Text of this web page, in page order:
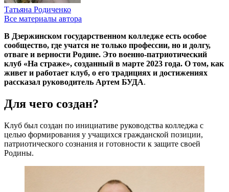
Татьяна Родиченко
Все материалы автора
В Дзержинском государственном колледже есть особое
сообщество, где учатся не только профессии, но и долгу,
отваге и верности Родине. Это военно-патриотический
клуб «На страже», созданный в марте 2023 года. О том, как
живет и работает клуб, о его традициях и достижениях
рассказал руководитель Артем БУДА.
Для чего создан?
Клуб был создан по инициативе руководства колледжа с
целью формирования у учащихся гражданской позиции,
патриотического сознания и готовности к защите своей
Родины.